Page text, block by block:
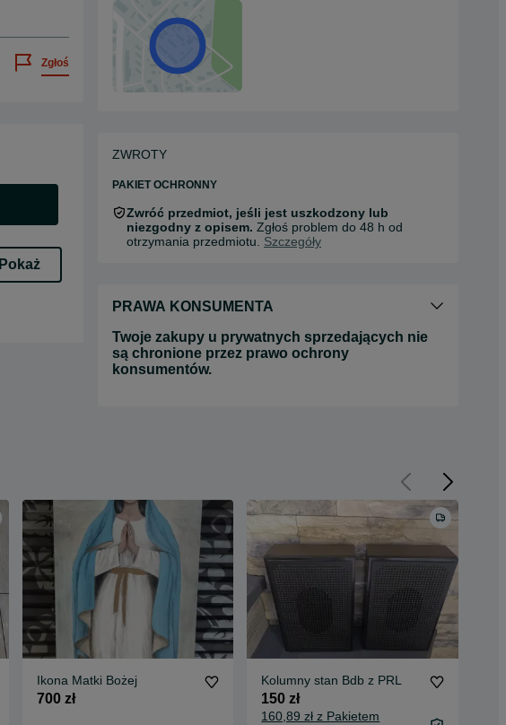
Zgłoś
Pokaż
ZWROTY
PAKIET OCHRONNY
Zwróć przedmiot, jeśli jest uszkodzony lub
niezgodny z opisem. Zgłoś problem do 48 h od
otrzymania przedmiotu. Szczegóły
PRAWA KONSUMENTA
Twoje zakupy u prywatnych sprzedających nie
są chronione przez prawo ochrony
konsumentów.
Ikona Matki Bożej
700 zł
Kolumny stan Bdb z PRL
150 zł
160,89 zł z Pakietem